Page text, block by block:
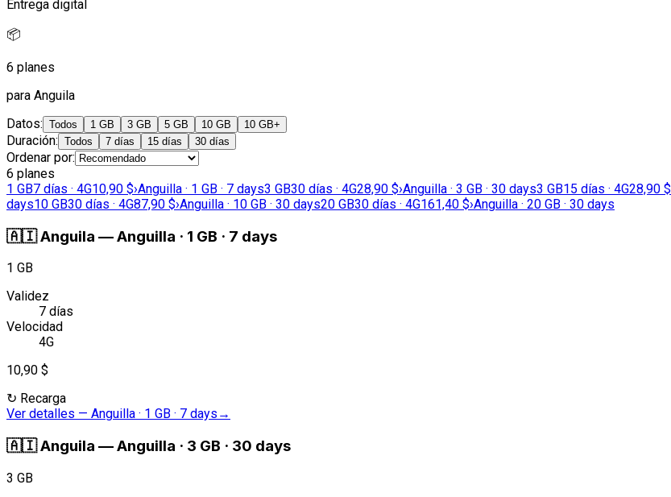
Entrega digital
📦
6 planes
para Anguila
Datos: Todos 1 GB 3 GB 5 GB 10 GB 10 GB+
Duración: Todos 7 días 15 días 30 días
Ordenar por:
6 planes
1 GB7 días · 4G10,90 $›Anguilla · 1 GB · 7 days3 GB30 días · 4G28,90 $›Anguilla · 3 GB · 30 days3 GB15 días · 4G28,90 $
days10 GB30 días · 4G87,90 $›Anguilla · 10 GB · 30 days20 GB30 días · 4G161,40 $›Anguilla · 20 GB · 30 days
🇦🇮Anguila —Anguilla · 1 GB · 7 days
1 GB
Validez
7 días
Velocidad
4G
10,90 $
↻ Recarga
Ver detalles — Anguilla · 1 GB · 7 days →
🇦🇮Anguila —Anguilla · 3 GB · 30 days
3 GB